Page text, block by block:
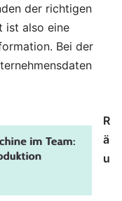
der richtigen
ist also eine
Bei der
R
ä
u